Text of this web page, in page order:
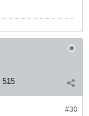
515
#30